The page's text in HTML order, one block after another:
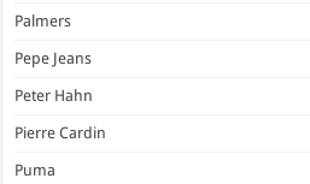
Palmers
Pepe Jeans
Peter Hahn
Pierre Cardin
Puma